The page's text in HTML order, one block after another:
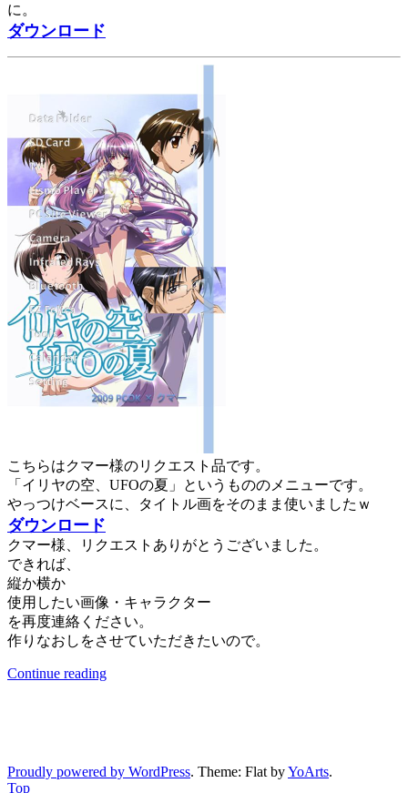
に。
ダウンロード
こちらはクマー様のリクエスト品です。
「イリヤの空、UFOの夏」というもののメニューです。
やっつけベースに、タイトル画をそのまま使いましたｗ
ダウンロード
クマー様、リクエストありがとうございました。
できれば、
縦か横か
使用したい画像・キャラクター
を再度連絡ください。
作りなおしをさせていただきたいので。
Continue reading
Proudly powered by WordPress. Theme: Flat byYoArts.
Top